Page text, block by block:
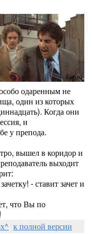
одаренным не
один из которых
Когда они
и
у препода.
вышел в коридор и
выходит
- ставит зачет и
что Вы по
к полной версии